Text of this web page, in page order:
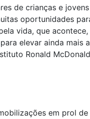
de crianças e
oportunidades
vida, que
elevar ainda mais
Ronald
em prol